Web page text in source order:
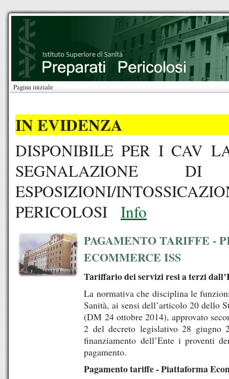
Pagina iniziale
IN EVIDENZA
DISPONIBILE PER I CAV
SEGNALAZIONE
ESPOSIZIONI/
PERICOLOSI Info
PAGAMENTO TARIFFE -
ECOMMERCE ISS
Tariffario dei servizi resi a terzi
La normativa che disciplina le
Sanità, ai sensi dell’articolo 20 dello
(DM 24 ottobre 2014), approvato
2 del decreto legislativo 28 giugno
finanziamento dell’Ente i proventi
pagamento.
Pagamento tariffe - Piattaforma